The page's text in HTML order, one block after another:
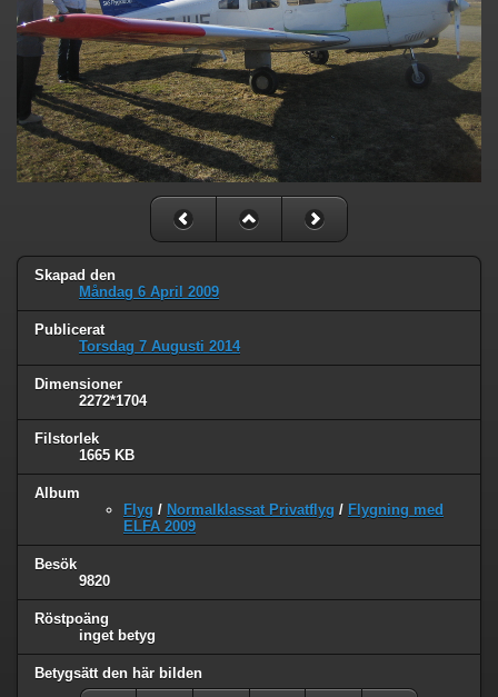
Skapad den
Måndag 6 April 2009
Publicerat
Torsdag 7 Augusti 2014
Dimensioner
2272*1704
Filstorlek
1665 KB
Album
Flyg / Normalklassat Privatflyg / Flygning med
ELFA 2009
Besök
9820
Röstpoäng
inget betyg
Betygsätt den här bilden